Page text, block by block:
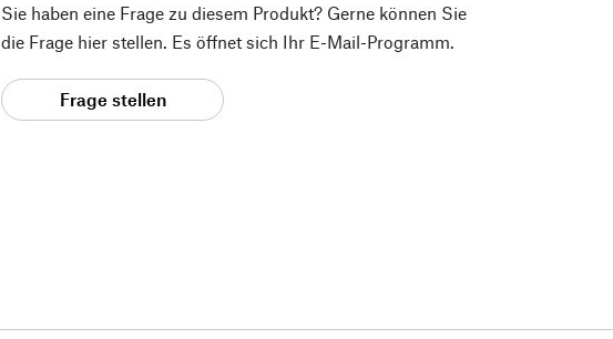
Sie haben eine Frage zu diesem Produkt? Gerne können Sie
die Frage hier stellen. Es öffnet sich Ihr E-Mail-Programm.
Frage stellen